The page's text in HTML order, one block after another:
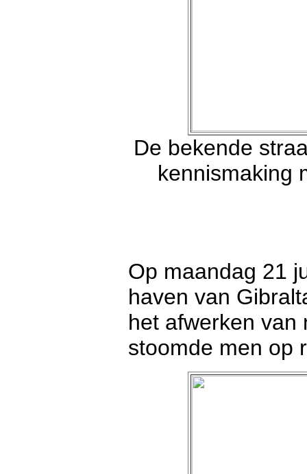
De bekende
kennismaking
Op maandag 21
haven van
het afwerken van
stoomde men op